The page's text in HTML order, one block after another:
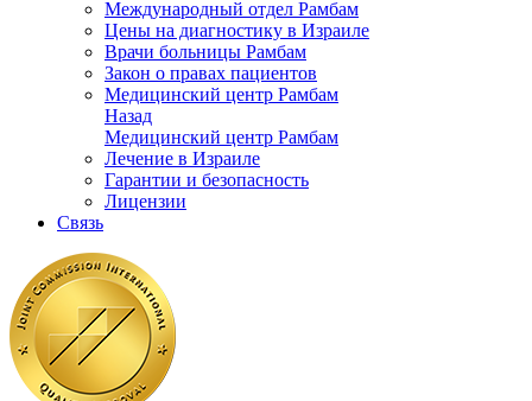
Международный отдел Рамбам
Цены на диагностику в Израиле
Врачи больницы Рамбам
Закон о правах пациентов
Медицинский центр Рамбам
Назад
Медицинский центр Рамбам
Лечение в Израиле
Гарантии и безопасность
Лицензии
Связь